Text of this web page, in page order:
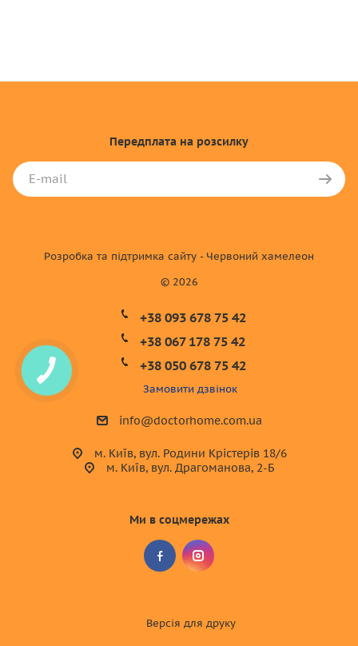
Передплата на розсилку
© 2026
Розробка та підтримка сайту - Червоний хамелеон
+38 093 678 75 42
+38 067 178 75 42
+38 050 678 75 42
Замовити дзвінок
info@doctorhome.com.ua
м. Київ, вул. Родини Крістерів 18/6
м. Київ, вул. Драгоманова, 2-Б
Ми в соцмережах
Версія для друку